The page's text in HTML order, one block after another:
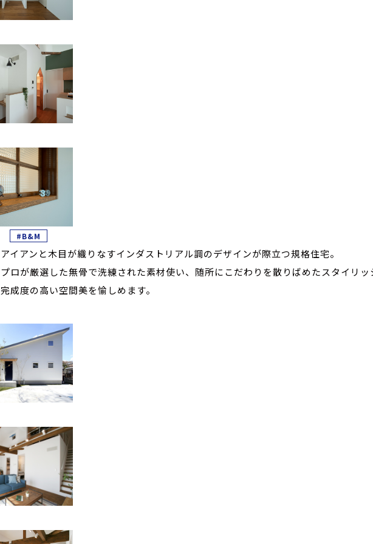
#B&M
アイアンと木目が織りなすインダストリアル調のデザインが際立つ規格住宅。
プロが厳選した無骨で洗練された素材使い、随所にこだわりを散りばめたスタイリッ
完成度の高い空間美を愉しめます。